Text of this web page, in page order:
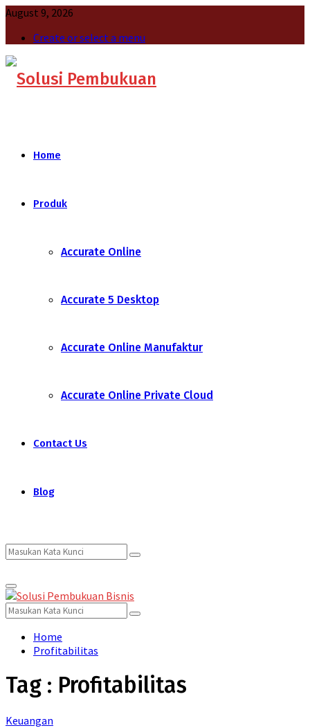
August 9, 2026
Create or select a menu
Home
Produk
Accurate Online
Accurate 5 Desktop
Accurate Online Manufaktur
Accurate Online Private Cloud
Contact Us
Blog
Search
for:
Search
Primary
Menu
Search
for:
Search
Home
Profitabilitas
Tag : Profitabilitas
Keuangan